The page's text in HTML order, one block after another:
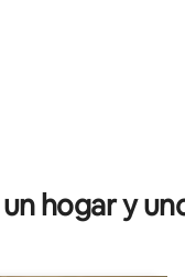
hogar y